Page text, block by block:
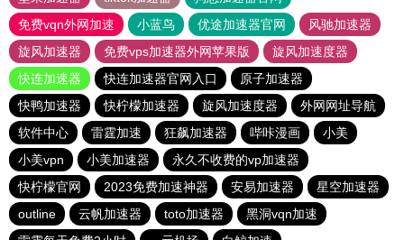
免费vqn外网加速
小蓝鸟 优途加速器官网
风驰加速器
旋风加速器
免费vps加速器外网苹果版
旋风加速度器
快连加速器
快连加速器官网入口
原子加速器
快鸭加速器
快柠檬加速器 旋风加速度器
外网网址导航
软件中心
雷霆加速 狂飙加速器 哔咔漫画
小美
小美vpn
小美加速器
永久不收费的vp加速器
快柠檬官网
2023免费加速神器 安易加速器
星空加速器
outline
云帆加速器 toto加速器
黑洞vqn加速